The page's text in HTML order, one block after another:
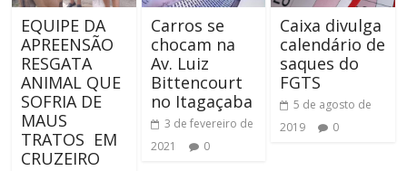
EQUIPE DA
APREENSÃO
RESGATA
ANIMAL QUE
SOFRIA DE
MAUS
TRATOS EM
CRUZEIRO
Carros se
chocam na
Av. Luiz
Bittencourt
no Itagaçaba
3 de fevereiro de
2021
0
Caixa divulga
calendário de
saques do
FGTS
5 de agosto de
2019
0